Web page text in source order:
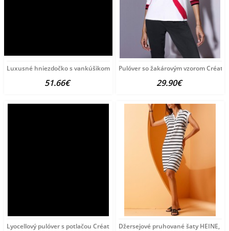
Luxusné hniezdočko s vankúšikom a perinkou
51.66€
Pulóver so žakárovým vzorom
29.90€
Lyocellový pulóver s potlačou Création Džersejové pruhované šaty HEINE,